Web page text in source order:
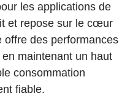
les applications de
et repose sur le cœur
offre des performances
maintenant un haut
consommation
fiable.